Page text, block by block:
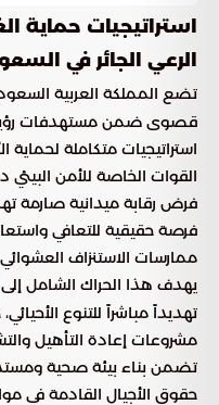
استراتيجيات حماية
الرعي الجائر في
تضع المملكة العربية
استراتيجيات متكاملة
القوات الخاصة للأمن
فرض رقابة ميدانية صارمة
فرصة حقيقية للتعافي
ممارسات الاستنزاف
يهدف هذا الحراك الشامل
تهديداً مباشراً للتنوع
مشروعات إعادة التأهيل
تضمن بناء بيئة صحية
حقوق الأجيال القادمة في